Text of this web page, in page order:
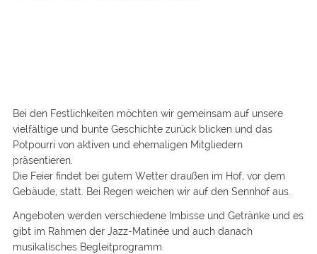
Bei den Festlichkeiten möchten wir gemeinsam auf unsere
vielfältige und bunte Geschichte zurück blicken und das
Potpourri von aktiven und ehemaligen Mitgliedern
präsentieren.
Die Feier findet bei gutem Wetter draußen im Hof, vor dem
Gebäude, statt. Bei Regen weichen wir auf den Sennhof aus.
Angeboten werden verschiedene Imbisse und Getränke und es
gibt im Rahmen der Jazz-Matinée und auch danach
musikalisches Begleitprogramm.